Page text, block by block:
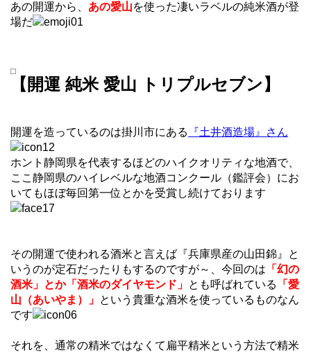
あの開運から、 あの愛山を使った凄いラベルの純米酒が登
場だ
【開運 純米 愛山 トリプルセブン】
開運を造っているのは掛川市にある 『土井酒造場』さん
ホント静岡県を代表するほどのハイクオリティな地酒で、
ここ静岡県のハイレベルな地酒コンクール（鑑評会）にお
いてもほぼ毎回第一位とかを受賞し続けております
その開運で使われる酒米と言えば『兵庫県産の山田錦』と
いうのが定石だったりもするのですが～、今回のは 「幻の
酒米」とか「酒米のダイヤモンド」 とも呼ばれている
「愛
山（あいやま）」 という貴重な酒米を使っているものなん
です
それを、通常の精米ではなくて扁平精米という方法で精米